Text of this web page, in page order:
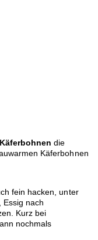
die
Käferbohnen
fein hacken, unter
Essig nach
Kurz bei
nochmals